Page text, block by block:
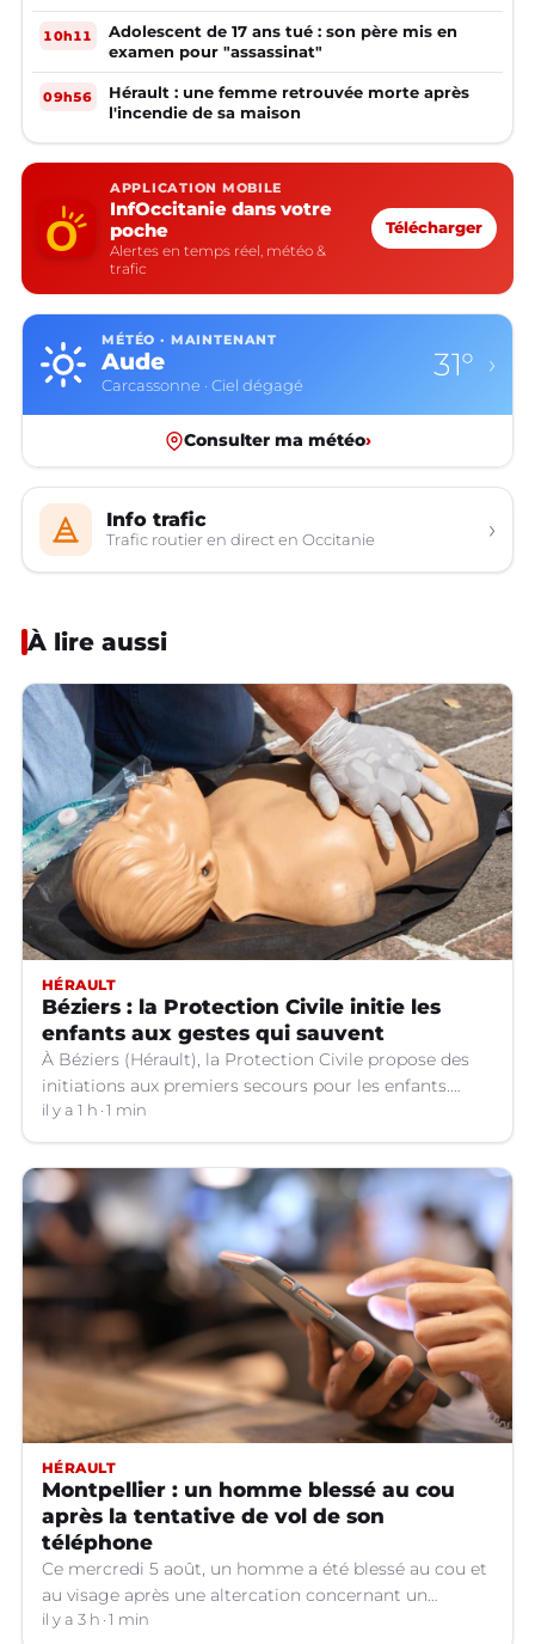
10h11
Adolescent de 17 ans tué : son père mis en
examen pour "assassinat"
09h56
Hérault : une femme retrouvée morte après
l'incendie de sa maison
APPLICATION MOBILE
InfOccitanie dans votre
poche
Alertes en temps réel, météo &
trafic
Télécharger
MÉTÉO · MAINTENANT
Aude
Carcassonne · Ciel dégagé
31° ›
Consulter ma météo›
Info trafic
Trafic routier en direct en Occitanie ›
À lire aussi
HÉRAULT
Béziers : la Protection Civile initie les
enfants aux gestes qui sauvent
À Béziers (Hérault), la Protection Civile propose des
initiations aux premiers secours pour les enfants.
Voici ce qu'il faut savoir.
il y a 1 h 1 min
HÉRAULT
Montpellier : un homme blessé au cou
après la tentative de vol de son
téléphone
Ce mercredi 5 août, un homme a été blessé au cou et
au visage après une altercation concernant un
téléphone portable à Montpellier (Hérault).
il y a 3 h 1 min